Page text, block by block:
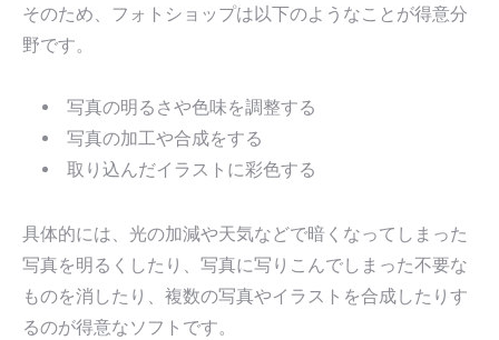
そのため、フォトショップは以下のようなことが得意分
野です。
写真の明るさや色味を調整する
写真の加工や合成をする
取り込んだイラストに彩色する
具体的には、光の加減や天気などで暗くなってしまった
写真を明るくしたり、写真に写りこんでしまった不要な
ものを消したり、複数の写真やイラストを合成したりす
るのが得意なソフトです。